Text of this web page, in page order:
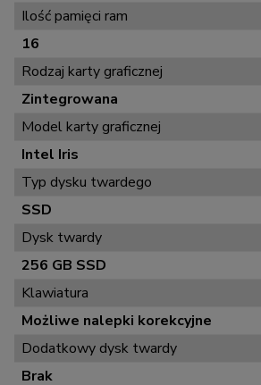
Ilość pamięci ram
16
Rodzaj karty graficznej
Zintegrowana
Model karty graficznej
Intel Iris
Typ dysku twardego
SSD
Dysk twardy
256 GB SSD
Klawiatura
Możliwe nalepki korekcyjne
Dodatkowy dysk twardy
Brak